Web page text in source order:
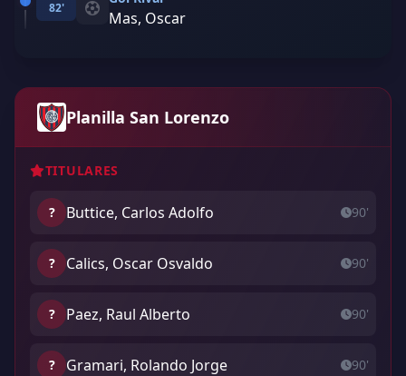
82'
Mas, Oscar
Planilla San Lorenzo
TITULARES
? Buttice, Carlos Adolfo 90'
? Calics, Oscar Osvaldo 90'
? Paez, Raul Alberto 90'
? Gramari, Rolando Jorge 90'